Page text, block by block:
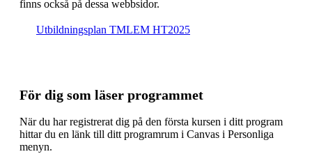
finns också på dessa webb­sidor.
Ut­bild­nings­plan TMLEM HT2025
För dig som läser programmet
När du har registrerat dig på den första kursen i ditt program
hittar du en länk till ditt programrum i Canvas i Personliga
menyn.